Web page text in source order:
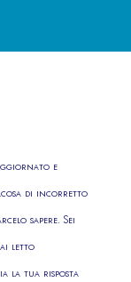
e
di incorretto
sapere. Sei
letto
la tua risposta